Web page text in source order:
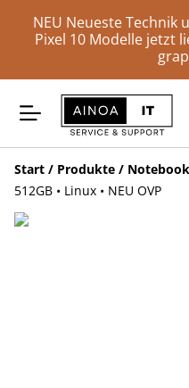
NEU Neueste Technik
Pixel 10 Modelle jetzt
Start / Produkte /
512GB • Linux • NEU OVP